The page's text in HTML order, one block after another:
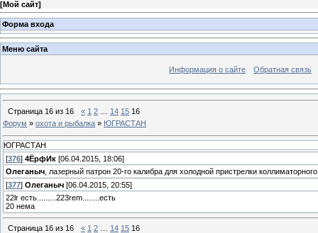
[Мой сайт]
Форма входа
Меню сайта
Информация о сайте Обратная связь
Страница 16 из 16 « 1 2 14 15 16
Форум » охота и рыбалка » ЮГРАСТАН
ЮГРАСТАН
[376] 4ЁрфИк [06.04.2015, 18:06]
Олеганыч , лазерный патрон 20-го калибра для холодной пристрелки
[377] Олеганыч [06.04.2015, 20:55]
22lr есть.........223rem........есть
20 нема
Страница 16 из 16 « 1 2 14 15 16